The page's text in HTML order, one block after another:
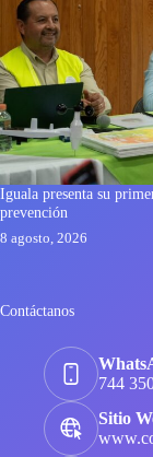
Iguala presenta su
prevención
8 agosto, 2026
Contáctanos
744
Sitio